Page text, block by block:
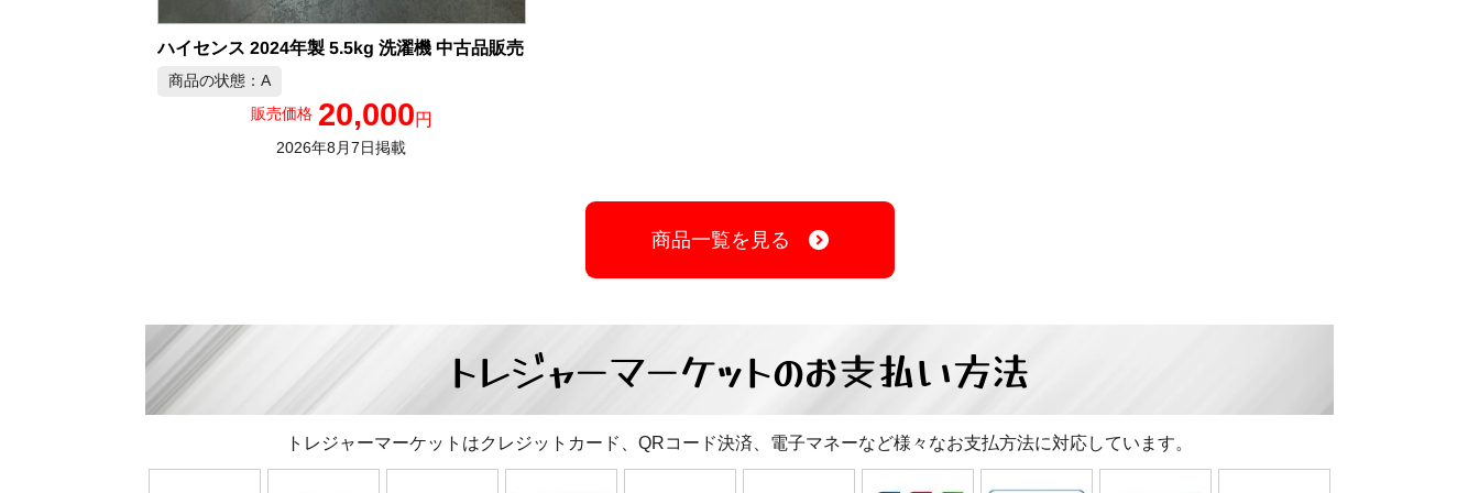
ハイセンス 2024年製 5.5kg 洗濯機 中古品販売
商品の状態：A
販売価格 20,000円
2026年8月7日掲載
商品一覧を見る
トレジャーマーケットのお支払い方法
トレジャーマーケットはクレジットカード、QRコード決済、電子マネーなど様々なお支払方法に対応しています。